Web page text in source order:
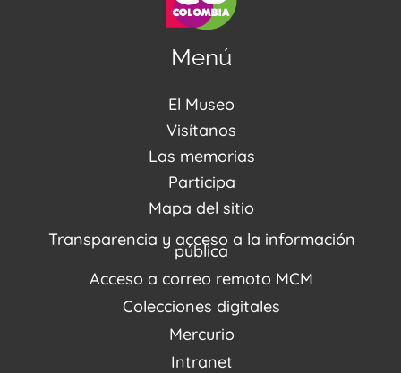
Menú
El Museo
Acerca de nosotros
Noticias
Visítanos
Visítanos
Reserva tus espacios
Agenda / Programación
Recorridos Virtuales
Las memorias
Centro de Recursos
Repositorio (MUSEO / CASA / MEMORIA)
Narrativas del conflicto
Proyectos
Enlaces de memorias
Fondo Editorial
Participa
Estímulos
Mapa del sitio
Transparencia y acceso a la información
pública
Acceso a correo remoto MCM
Colecciones digitales
Mercurio
Intranet